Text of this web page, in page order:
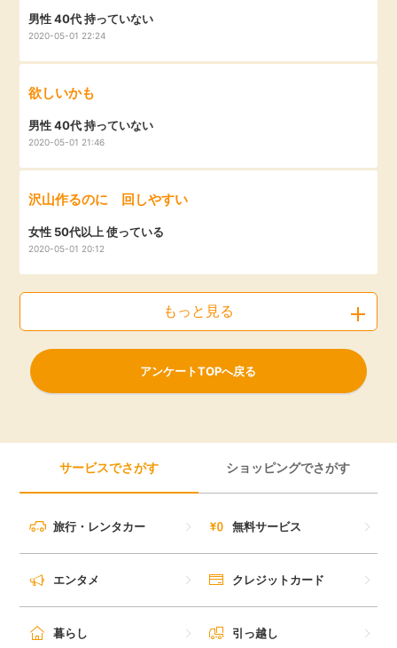
男性 40代 持っていない
2020-05-01 22:24
欲しいかも
男性 40代 持っていない
2020-05-01 21:46
沢山作るのに 回しやすい
女性 50代以上 使っている
2020-05-01 20:12
もっと見る
アンケートTOPへ戻る
サービスでさがす ショッピングでさがす
旅行・レンタカー 無料サービス
エンタメ クレジットカード
暮らし 引っ越し